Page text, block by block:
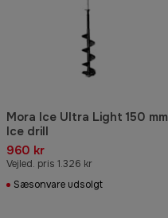
Mora Ice Ultra Light 150 mm
Ice drill
960 kr
Vejled. pris 1.326 kr
Sæsonvare udsolgt